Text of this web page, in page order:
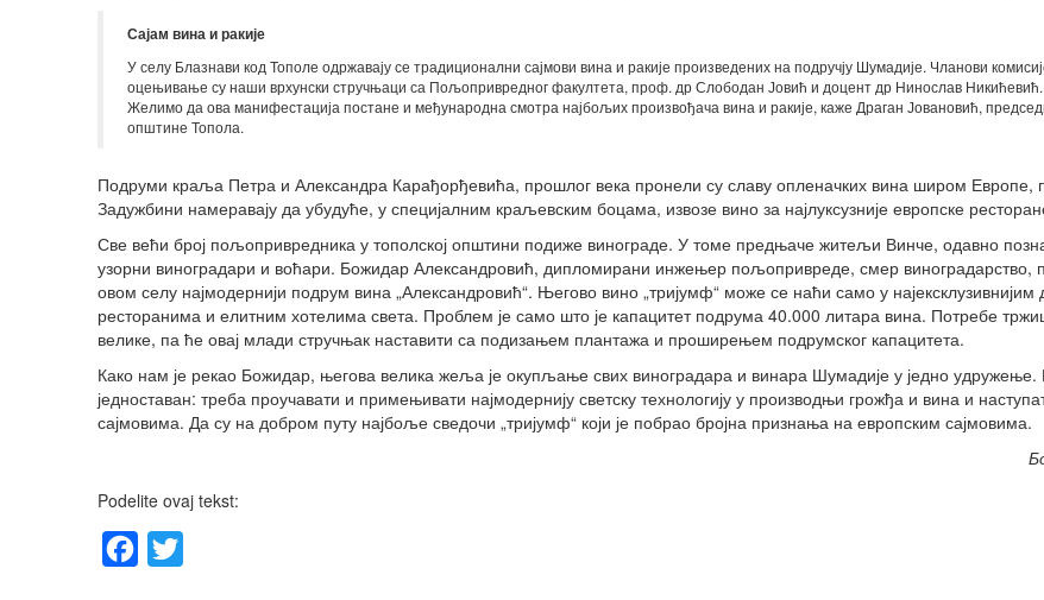
Сајам вина и ракије
У селу Блазнави код Тополе одржавају се традиционални сајмови вина и ракије произведених на подручју Шумадије. Чланови
оцењивање су наши врхунски стручњаци са Пољопривредног факултета, проф. др Слободан Јовић и доцент др Нинослав Никићевић.
Желимо да ова манифестација постане и међународна смотра најбољих произвођача вина и ракије, каже Драган Јовановић,
општине Топола.
Подруми краља Петра и Александра Карађорђевића, прошлог века пронели су славу опленачких вина широм Европе,
Задужбини намеравају да убудуће, у специјалним краљевским боцама, извозе вино за најлуксузније европске
Све већи број пољопривредника у тополској општини подиже винограде. У томе предњаче житељи Винче, одавно
узорни виноградари и воћари. Божидар Александровић, дипломирани инжењер пољопривреде, смер виноградарство,
овом селу најмодернији подрум вина „Александровић“. Његово вино „тријумф“ може се наћи само у
ресторанима и елитним хотелима света. Проблем је само што је капацитет подрума 40.000 литара вина. Потребе
велике, па ће овај млади стручњак наставити са подизањем плантажа и проширењем подрумског капацитета.
Како нам је рекао Божидар, његова велика жеља је окупљање свих виноградара и винара Шумадије у једно удружење.
једноставан: треба проучавати и примењивати најмодернију светску технологију у производњи грожђа и вина и
сајмовима. Да су на добром путу најбоље сведочи „тријумф“ који је побрао бројна признања на европским сајмовима.
Podelite ovaj tekst:
Facebook